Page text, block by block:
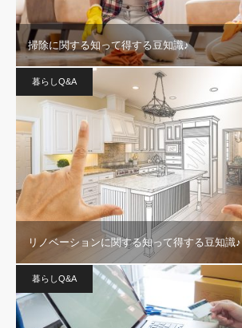
掃除に関する知って得する豆知識♪
暮らしQ&A
リノベーションに関する知って得する豆知識♪
暮らしQ&A